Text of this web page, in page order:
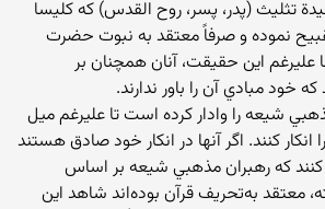
تثليث (پدر، پسر، روح القدس) كه كليسا
نموده‌ و صرفاً معتقد به‌ نبوت‌ حضرت‌
اين‌ حقيقت‌، آنان‌ همچنان‌ بر
خود مبادي‌ آن‌ را باور ندارند.
شيعه‌ را وادار كرده‌ است‌ تا عليرغم‌ ميل‌
كنند. اگر آنها در انكار خود صادق هستند
كنند كه‌ رهبران‌ مذهبي‌ شيعه‌ بر اساس‌
معتقد به‌تحريف‌ قرآن‌ بوده‌اند شاهد اين‌